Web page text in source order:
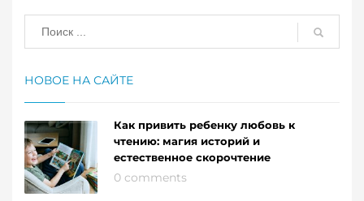
НОВОЕ НА САЙТЕ
Как привить ребенку любовь к
чтению: магия историй и
естественное скорочтение
0 comments